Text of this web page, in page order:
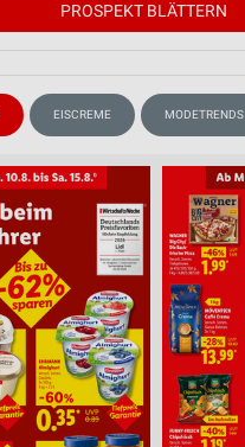
PROSPEKT BLÄTTERN
EISCREME MODETRENDS